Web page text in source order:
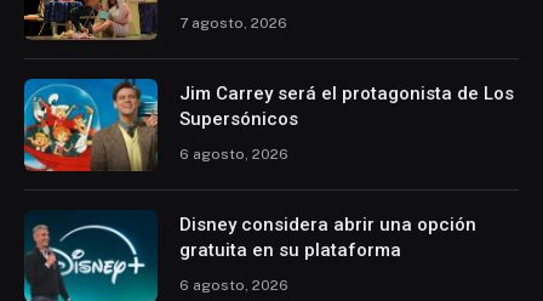
7 agosto, 2026
Jim Carrey será el protagonista de Los
Supersónicos
6 agosto, 2026
Disney considera abrir una opción
gratuita en su plataforma
6 agosto, 2026